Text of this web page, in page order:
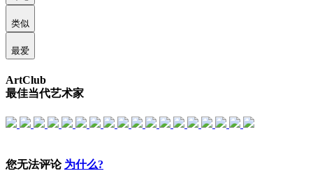
类似
最爱
ArtClub
最佳当代艺术家
您无法评论 为什么?